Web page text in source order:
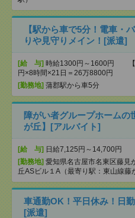
【駅から車で5分！電車・
りや見守りメイン！[派遣]
[給 与] 時給1300円～1600円 【
円×8時間×21日＝26万8800円
[勤務地] 蒲郡駅から車5分
障がい者グループホームの
が丘】[アルバイト]
[給 与] 日給7,125円～14,700円
[勤務地] 愛知県名古屋市名東区藤見
丘ASビル１A（最寄り駅：東山線藤
車通勤OK！平日休み！日
[派遣]